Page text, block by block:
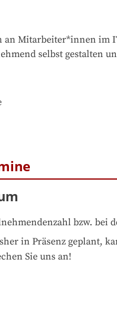
an Mitarbeiter*innen im
selbst gestalten
bzw. bei
in Präsenz geplant,
Sie uns an!